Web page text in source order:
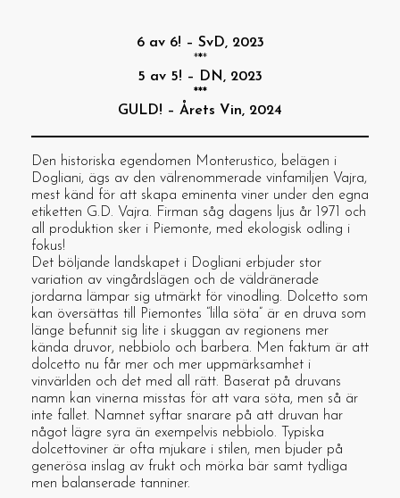
6 av 6! – SvD, 2023
***
5 av 5! – DN, 2023
***
GULD! – Årets Vin, 2024
Den historiska egendomen Monterustico, belägen i
Dogliani, ägs av den välrenommerade vinfamiljen Vajra,
mest känd för att skapa eminenta viner under den egna
etiketten G.D. Vajra. Firman såg dagens ljus år 1971 och
all produktion sker i Piemonte, med ekologisk odling i
fokus!
Det böljande landskapet i Dogliani erbjuder stor
variation av vingårdslägen och de väldränerade
jordarna lämpar sig utmärkt för vinodling. Dolcetto som
kan översättas till Piemontes “lilla söta” är en druva som
länge befunnit sig lite i skuggan av regionens mer
kända druvor, nebbiolo och barbera. Men faktum är att
dolcetto nu får mer och mer uppmärksamhet i
vinvärlden och det med all rätt. Baserat på druvans
namn kan vinerna misstas för att vara söta, men så är
inte fallet. Namnet syftar snarare på att druvan har
något lägre syra än exempelvis nebbiolo. Typiska
dolcettoviner är ofta mjukare i stilen, men bjuder på
generösa inslag av frukt och mörka bär samt tydliga
men balanserade tanniner.